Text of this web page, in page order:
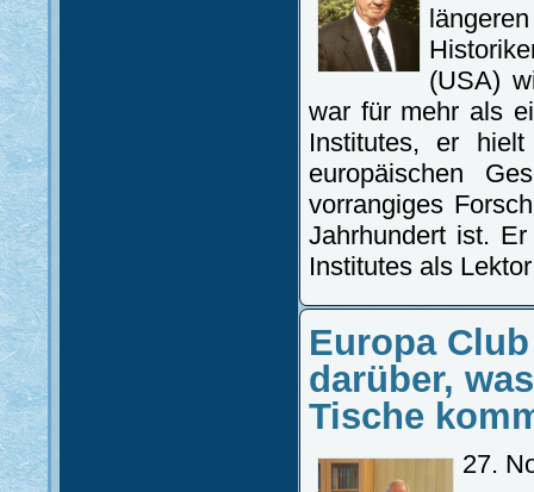
(USA)
war für mehr als
Institutes, er
europäischen
vorrangiges
Jahrhundert ist.
Institutes als
Europa
darüber,
Tische
27.